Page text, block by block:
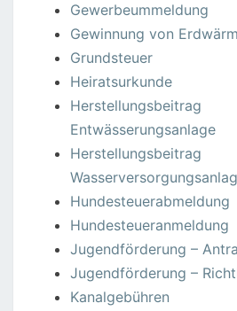
Gewerbeummeldung
Gewinnung von
Grundsteuer
Heiratsurkunde
Entwässerungsanlage
Hundesteuerabmeldung
Hundesteueranmeldung
Jugendförderung –
Jugendförderung –
Kanalgebühren